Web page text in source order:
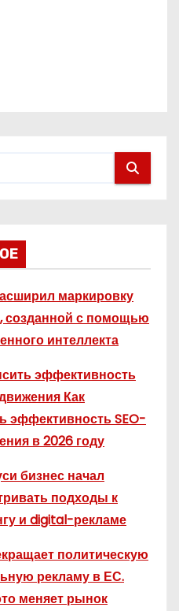
маркировку
созданной с помощью
интеллекта
эффективность
Как
эффективность SEO-
в 2026 году
бизнес начал
подходы к
и digital-рекламе
политическую
рекламу в ЕС.
меняет рынок